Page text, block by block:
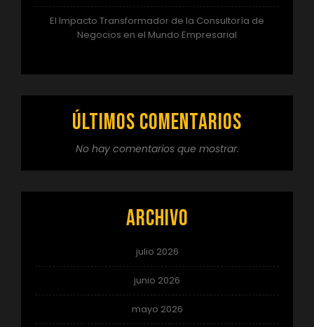
El Impacto Transformador de la Consultoría de
Negocios en el Mundo Empresarial
Últimos comentarios
No hay comentarios que mostrar.
Archivo
julio 2026
junio 2026
mayo 2026